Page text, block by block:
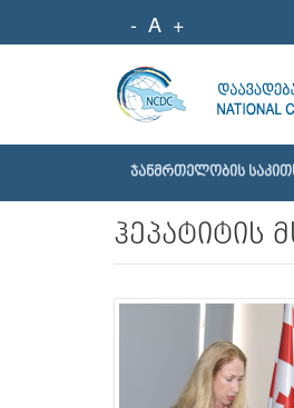
- A +
ᲯᲐᲜᲛᲠᲗᲔᲚᲝᲑᲘᲡ
ჰეპატიტის